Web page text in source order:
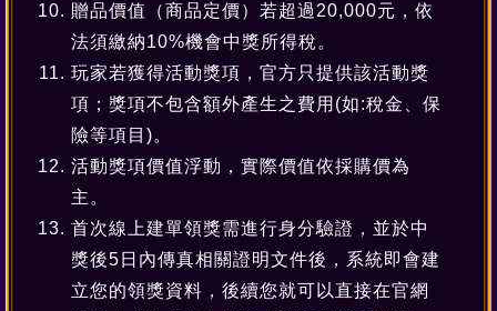
贈品價值（商品定價）若超過20,000元，依
法須繳納10%機會中獎所得稅。
玩家若獲得活動獎項，官方只提供該活動獎
項；獎項不包含額外產生之費用(如:稅金、保
險等項目)。
活動獎項價值浮動，實際價值依採購價為
主。
首次線上建單領獎需進行身分驗證，並於中
獎後5日內傳真相關證明文件後，系統即會建
立您的領獎資料，後續您就可以直接在官網